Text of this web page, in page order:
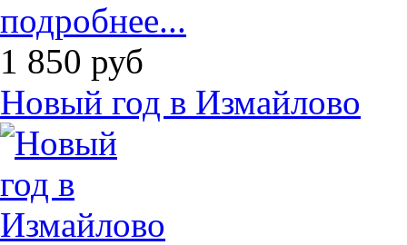
подробнее...
1 850 руб
Новый год в Измайлово